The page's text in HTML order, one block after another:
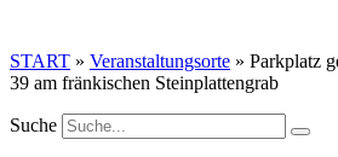
springen
START » Veranstaltungsorte » Parkplatz
39 am fränkischen Steinplattengrab
Suche